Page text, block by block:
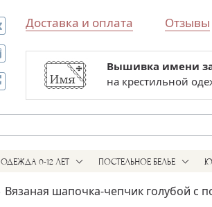
Доставка и оплата Отзывы
Все для выписки и
в одном магазине
Вышивка имени
на крестильной
ОДЕЖДА 0-12 ЛЕТ ПОСТЕЛЬНОЕ БЕЛЬЕ
Вязаная шапочка-чепчик голубой с